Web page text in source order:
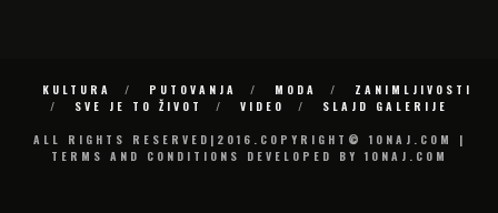
KULTURA PUTOVANJA MODA
ZANIMLJIVOSTI
SVE JE TO ŽIVOT
VIDEO
SLAJD GALERIJE
ALL RIGHTS RESERVED|2016.COPYRIGHT© 10NAJ.COM |
TERMS AND CONDITIONS DEVELOPED BY 10NAJ.COM